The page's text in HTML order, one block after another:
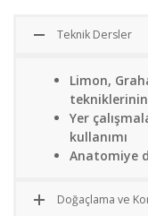
Teknik Dersler
Limon,
Yer
kullanımı
Anatomiye
Doğaçlama ve